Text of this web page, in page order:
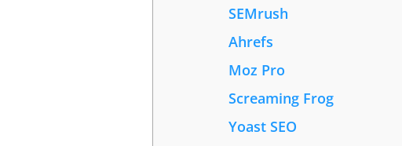
SEMrush
Ahrefs
Moz Pro
Screaming Frog
Yoast SEO